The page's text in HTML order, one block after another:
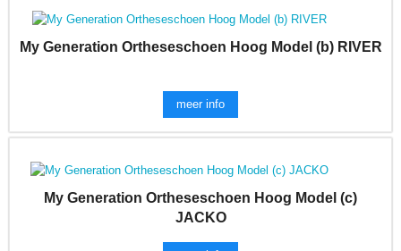
My Generation Ortheseschoen Hoog Model (b) RIVER
meer info
My Generation Ortheseschoen Hoog Model (c)
JACKO